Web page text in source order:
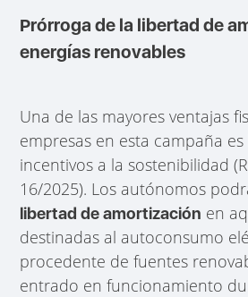
Prórroga de la libertad de
energías renovables
Una de las mayores ventajas
empresas en esta campaña
incentivos a la sostenibilidad
16/2025). Los autónomos
libertad de amortización en
destinadas al autoconsumo
procedente de fuentes
entrado en funcionamiento